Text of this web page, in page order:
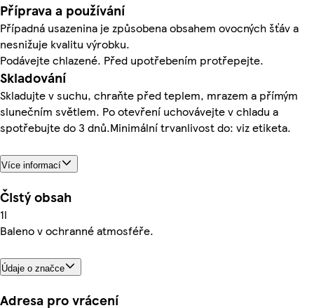
Příprava a používání
Případná usazenina je způsobena obsahem ovocných šťáv a
nesnižuje kvalitu výrobku.
Podávejte chlazené. Před upotřebením protřepejte.
Skladování
Skladujte v suchu, chraňte před teplem, mrazem a přímým
slunečním světlem. Po otevření uchovávejte v chladu a
spotřebujte do 3 dnů.Minimální trvanlivost do: viz etiketa.
Více informací
Čistý obsah
1l
Baleno v ochranné atmosféře.
Údaje o značce
Adresa pro vrácení